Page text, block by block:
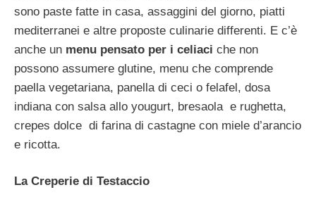
sono paste fatte in casa, assaggini del giorno, piatti
mediterranei e altre proposte culinarie differenti. E c’è
anche un menu pensato per i celiaci che non
possono assumere glutine, menu che comprende
paella vegetariana, panella di ceci o felafel, dosa
indiana con salsa allo yougurt, bresaola e rughetta,
crepes dolce di farina di castagne con miele d’arancio
e ricotta.
La Creperie di Testaccio